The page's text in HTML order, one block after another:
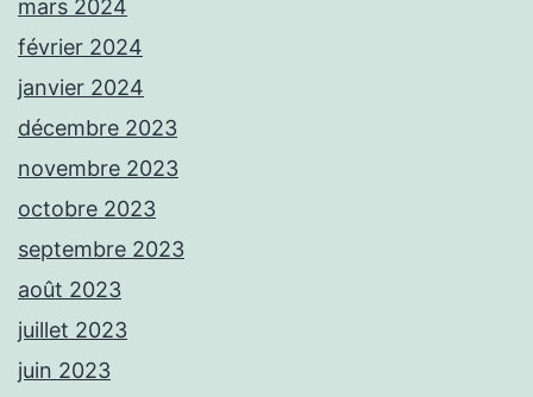
mars 2024
février 2024
janvier 2024
décembre 2023
novembre 2023
octobre 2023
septembre 2023
août 2023
juillet 2023
juin 2023